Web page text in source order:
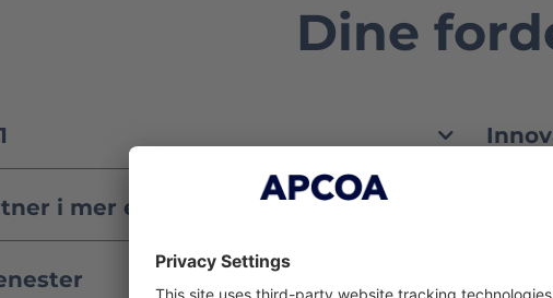
Dine
i mer enn 50 år